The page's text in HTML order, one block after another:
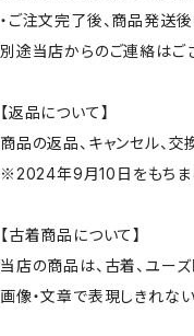
・ご注文完了後、商品発送
別途当店からのご連絡はご
【返品について】
商品の返品、キャンセル、交
※2024年9月10日をもちまし
【古着商品について】
当店の商品は、古着、ユー
画像・文章で表現しきれな